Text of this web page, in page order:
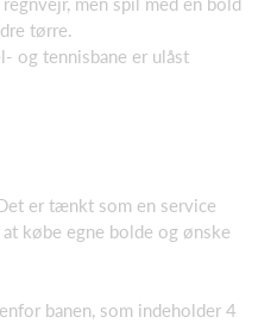
tørre.
og tennisbane er ulåst
er tænkt som en service
købe egne bolde og ønske
banen, som indeholder 4